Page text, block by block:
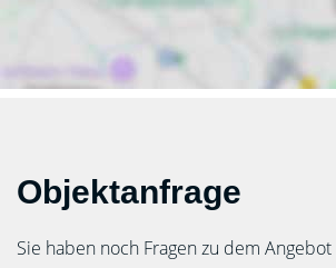
Objektanfrage
Sie haben noch Fragen zu dem